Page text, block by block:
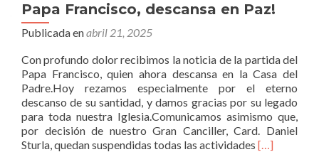
Papa Francisco, descansa en Paz!
Publicada enabril 21, 2025
Con profundo dolor recibimos la noticia de la partida del
Papa Francisco, quien ahora descansa en la Casa del
Padre.Hoy rezamos especialmente por el eterno
descanso de su santidad, y damos gracias por su legado
para toda nuestra Iglesia.Comunicamos asimismo que,
por decisión de nuestro Gran Canciller, Card. Daniel
Sturla, quedan suspendidas todas las actividades Leer
[…]
Navegación
de
entradas